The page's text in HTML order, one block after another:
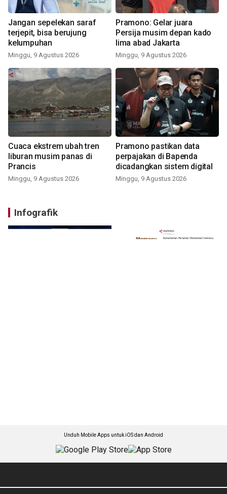
Jangan sepelekan saraf
terjepit, bisa berujung
kelumpuhan
Minggu, 9 Agustus 2026
Pramono: Gelar juara
Persija musim depan kado
lima abad Jakarta
Minggu, 9 Agustus 2026
Cuaca ekstrem ubah tren
liburan musim panas di
Prancis
Minggu, 9 Agustus 2026
Pramono pastikan data
perpajakan di Bapenda
dicadangkan sistem digital
Minggu, 9 Agustus 2026
Infografik
Unduh Mobile Apps untuk iOS dan Android